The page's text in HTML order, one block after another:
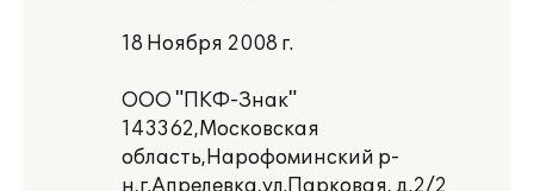
18 Ноября 2008 г.
ООО "ПКФ-Знак"
143362,Московская
область,Нарофоминский р-
н,г.Апрелевка,ул.Парковая, д.2/2